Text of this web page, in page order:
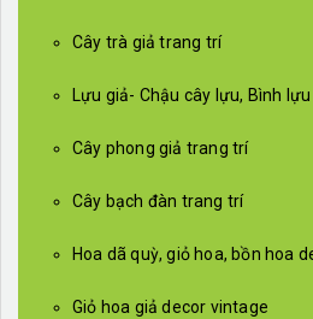
Cây trà giả trang trí
Lựu giả- Chậu cây lựu, Bình
Cây phong giả trang trí
Cây bạch đàn trang trí
Hoa dã quỳ, giỏ hoa, bồn hoa
Giỏ hoa giả decor vintage